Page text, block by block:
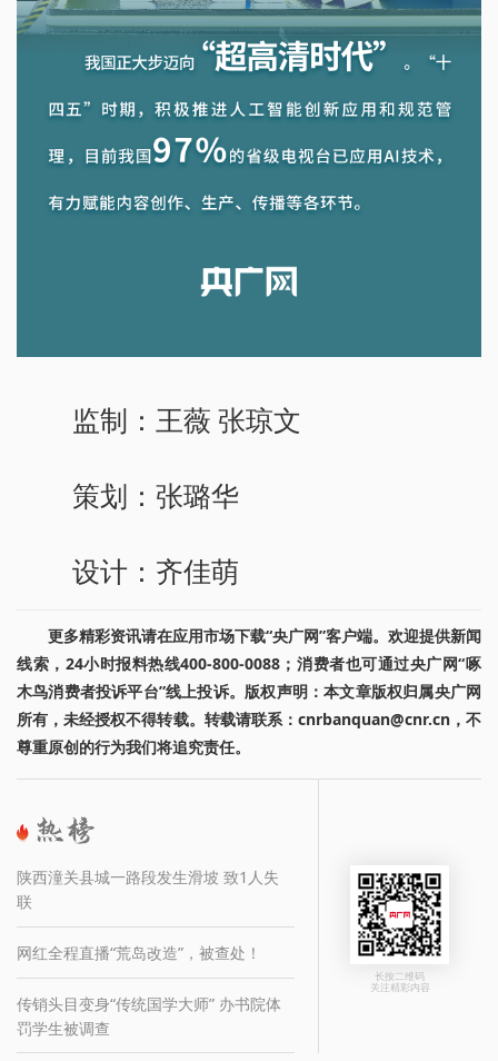
监制：王薇 张琼文
策划：张璐华
设计：齐佳萌
更多精彩资讯请在应用市场下载“央广网”客户端。欢迎提供新闻
线索，24小时报料热线400-800-0088；消费者也可通过央广网“啄
木鸟消费者投诉平台”线上投诉。版权声明：本文章版权归属央广网
所有，未经授权不得转载。转载请联系：cnrbanquan@cnr.cn，不
尊重原创的行为我们将追究责任。
陕西潼关县城一路段发生滑坡 致1人失
联
网红全程直播“荒岛改造”，被查处！
传销头目变身“传统国学大师” 办书院体
罚学生被调查
长按二维码
关注精彩内容